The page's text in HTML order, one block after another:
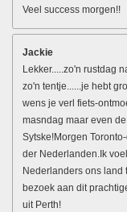
Veel success morgen!!
Jackie
Lekker.....zo'n rustdag
zo'n tentje......je hebt
wens je verl fiets-
masndag maar even
Sytske!Morgen
der Nederlanden.Ik
Nederlanders ons
bezoek aan dit
uit Perth!